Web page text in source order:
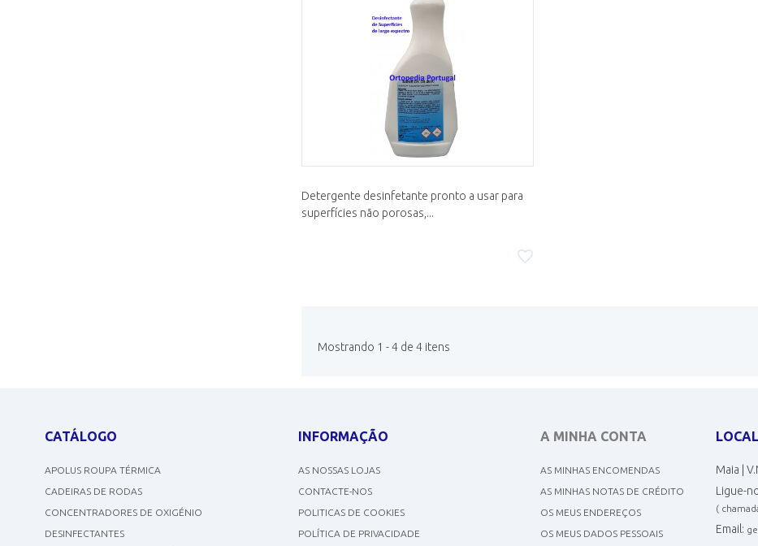
Detergente desinfetante pronto a usar para
superfícies não porosas,...
Mostrando 1 - 4 de 4 itens
CATÁLOGO
APOLUS ROUPA TÉRMICA
CADEIRAS DE RODAS
CONCENTRADORES DE OXIGÉNIO
DESINFECTANTES
INFORMAÇÃO
AS NOSSAS LOJAS
CONTACTE-NOS
POLITICAS DE COOKIES
POLÍTICA DE PRIVACIDADE
A MINHA CONTA
AS MINHAS ENCOMENDAS
AS MINHAS NOTAS DE CRÉDITO
OS MEUS ENDEREÇOS
OS MEUS DADOS PESSOAIS
Maia |
Ligue-
(
Email: